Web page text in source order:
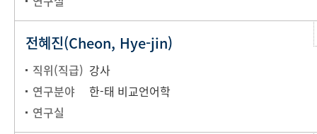
전혜진(Cheon, Hye-jin)
직위(직급) 강사
연구분야
한-태 비교언어학
연구실